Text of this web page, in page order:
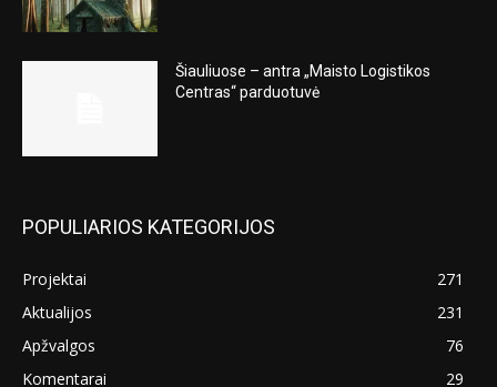
Šiauliuose – antra „Maisto Logistikos
Centras“ parduotuvė
POPULIARIOS KATEGORIJOS
Projektai
271
Aktualijos
231
Apžvalgos
76
Komentarai
29